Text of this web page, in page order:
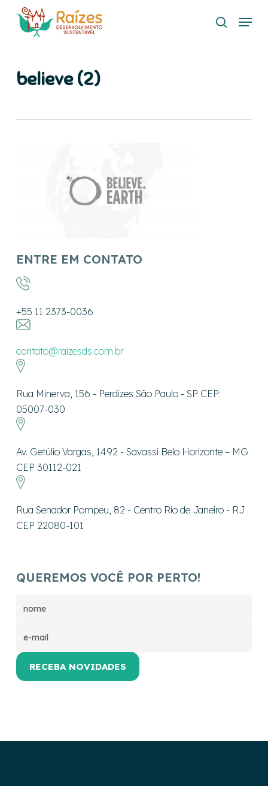
search
Menu
believe (2)
ENTRE EM CONTATO
+55 11 2373-0036
contato@raizesds.com.br
Rua Minerva, 156 - Perdizes São Paulo - SP CEP:
05007-030
Av. Getúlio Vargas, 1492 - Savassi Belo Horizonte – MG
CEP 30112-021
Rua Senador Pompeu, 82 - Centro Rio de Janeiro - RJ
CEP 22080-101
QUEREMOS VOCÊ POR PERTO!